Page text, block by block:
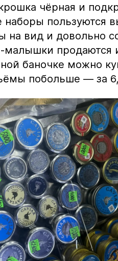
чёрная и
наборы пользуются
на вид и довольно
малышки продаются
баночке можно
побольше — за 6,